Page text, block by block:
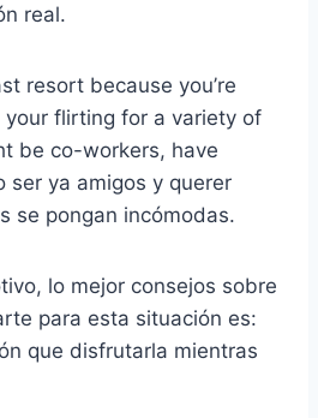
real.
resort because you’re
flirting for a variety of
be co-workers, have
ser ya amigos y querer
se pongan incómodas.
lo mejor consejos sobre
para esta situación es:
que disfrutarla mientras